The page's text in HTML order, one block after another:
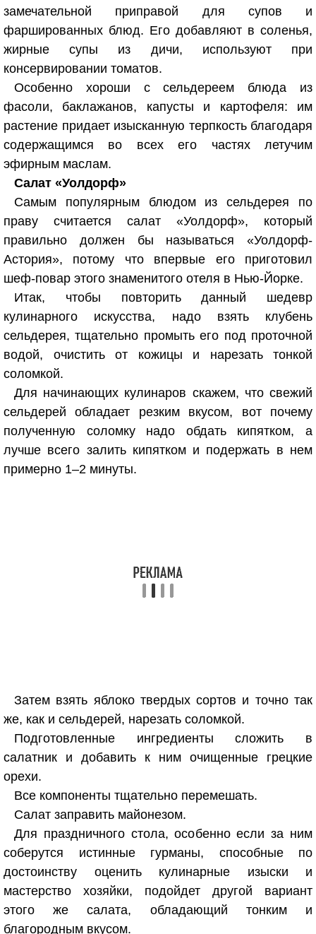
замечательной приправой для супов и
фаршированных блюд. Его добавляют в соленья,
жирные супы из дичи, используют при
консервировании томатов.
Особенно хороши с сельдереем блюда из
фасоли, баклажанов, капусты и картофеля: им
растение придает изысканную терпкость благодаря
содержащимся во всех его частях летучим
эфирным маслам.
Салат «Уолдорф»
Самым популярным блюдом из сельдерея по
праву считается салат «Уолдорф», который
правильно должен бы называться «Уолдорф-
Астория», потому что впервые его приготовил
шеф-повар этого знаменитого отеля в Нью-Йорке.
Итак, чтобы повторить данный шедевр
кулинарного искусства, надо взять клубень
сельдерея, тщательно промыть его под проточной
водой, очистить от кожицы и нарезать тонкой
соломкой.
Для начинающих кулинаров скажем, что свежий
сельдерей обладает резким вкусом, вот почему
полученную соломку надо обдать кипятком, а
лучше всего залить кипятком и подержать в нем
примерно 1–2 минуты.
Затем взять яблоко твердых сортов и точно так
же, как и сельдерей, нарезать соломкой.
Подготовленные ингредиенты сложить в
салатник и добавить к ним очищенные грецкие
орехи.
Все компоненты тщательно перемешать.
Салат заправить майонезом.
Для праздничного стола, особенно если за ним
соберутся истинные гурманы, способные по
достоинству оценить кулинарные изыски и
мастерство хозяйки, подойдет другой вариант
этого же салата, обладающий тонким и
благородным вкусом.